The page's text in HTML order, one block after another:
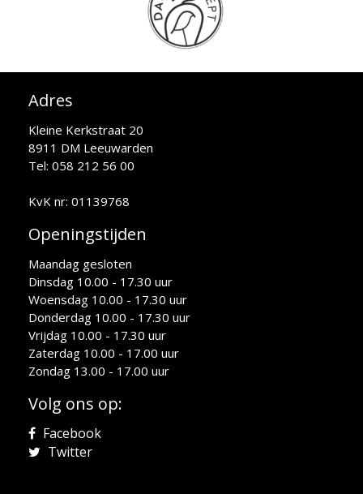
Adres
Kleine Kerkstraat 20
8911 DM Leeuwarden
Tel: 058 212 56 00
KvK nr: 01139768
Openingstijden
Maandag gesloten
Dinsdag 10.00 - 17.30 uur
Woensdag 10.00 - 17.30 uur
Donderdag 10.00 - 17.30 uur
Vrijdag 10.00 - 17.30 uur
Zaterdag 10.00 - 17.00 uur
Zondag 13.00 - 17.00 uur
Volg ons op:
Facebook
Twitter